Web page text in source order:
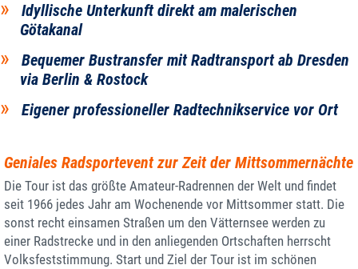
Idyllische Unterkunft direkt am malerischen
Götakanal
Bequemer Bustransfer mit Radtransport ab Dresden
via Berlin & Rostock
Eigener professioneller Radtechnikservice vor Ort
Geniales Radsportevent zur Zeit der Mittsommernächte
Die Tour ist das größte Amateur-Radrennen der Welt und findet
seit 1966 jedes Jahr am Wochenende vor Mittsommer statt. Die
sonst recht einsamen Straßen um den Vätternsee werden zu
einer Radstrecke und in den anliegenden Ortschaften herrscht
Volksfeststimmung. Start und Ziel der Tour ist im schönen